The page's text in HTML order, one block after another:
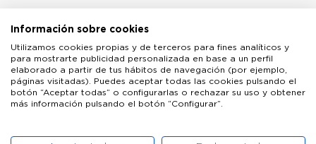
Información sobre cookies
Utilizamos cookies propias y de terceros para fines analíticos y
para mostrarte publicidad personalizada en base a un perfil
elaborado a partir de tus hábitos de navegación (por ejemplo,
páginas visitadas). Puedes aceptar todas las cookies pulsando el
botón “Aceptar todas” o configurarlas o rechazar su uso y obtener
más información pulsando el botón “Configurar”.